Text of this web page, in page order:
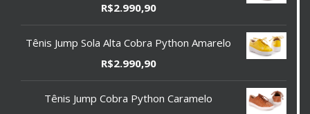
R$2.990,90
Tênis Jump Sola Alta Cobra Python Amarelo
R$2.990,90
Tênis Jump Cobra Python Caramelo